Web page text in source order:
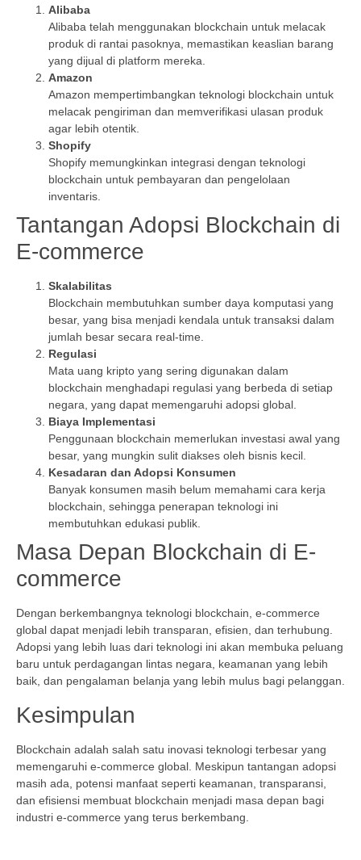
Alibaba
Alibaba telah menggunakan blockchain untuk melacak
produk di rantai pasoknya, memastikan keaslian barang
yang dijual di platform mereka.
Amazon
Amazon mempertimbangkan teknologi blockchain untuk
melacak pengiriman dan memverifikasi ulasan produk
agar lebih otentik.
Shopify
Shopify memungkinkan integrasi dengan teknologi
blockchain untuk pembayaran dan pengelolaan
inventaris.
Tantangan Adopsi Blockchain di
E-commerce
Skalabilitas
Blockchain membutuhkan sumber daya komputasi yang
besar, yang bisa menjadi kendala untuk transaksi dalam
jumlah besar secara real-time.
Regulasi
Mata uang kripto yang sering digunakan dalam
blockchain menghadapi regulasi yang berbeda di setiap
negara, yang dapat memengaruhi adopsi global.
Biaya Implementasi
Penggunaan blockchain memerlukan investasi awal yang
besar, yang mungkin sulit diakses oleh bisnis kecil.
Kesadaran dan Adopsi Konsumen
Banyak konsumen masih belum memahami cara kerja
blockchain, sehingga penerapan teknologi ini
membutuhkan edukasi publik.
Masa Depan Blockchain di E-
commerce
Dengan berkembangnya teknologi blockchain, e-commerce
global dapat menjadi lebih transparan, efisien, dan terhubung.
Adopsi yang lebih luas dari teknologi ini akan membuka peluang
baru untuk perdagangan lintas negara, keamanan yang lebih
baik, dan pengalaman belanja yang lebih mulus bagi pelanggan.
Kesimpulan
Blockchain adalah salah satu inovasi teknologi terbesar yang
memengaruhi e-commerce global. Meskipun tantangan adopsi
masih ada, potensi manfaat seperti keamanan, transparansi,
dan efisiensi membuat blockchain menjadi masa depan bagi
industri e-commerce yang terus berkembang.